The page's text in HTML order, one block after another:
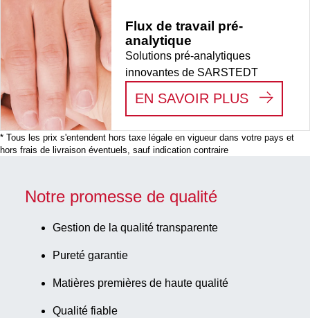
Flux de travail pré-
analytique
Solutions pré-analytiques
innovantes de SARSTEDT
EN SAVOIR PLUS: FLUX
* Tous les prix s'entendent hors taxe légale en vigueur dans votre pays et
hors frais de livraison éventuels, sauf indication contraire
Notre promesse de qualité
Gestion de la qualité transparente
Pureté garantie
Matières premières de haute qualité
Qualité fiable